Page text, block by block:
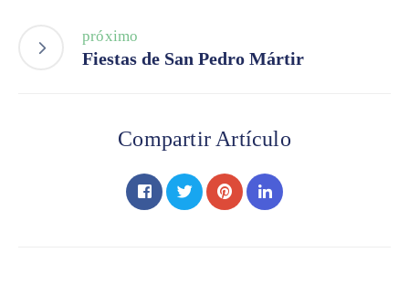
próximo
Fiestas de San Pedro Mártir
Compartir Artículo